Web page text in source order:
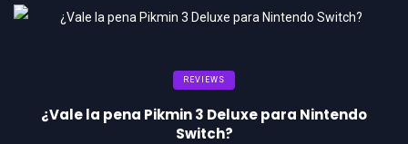
REVIEWS
¿Vale la pena Pikmin 3 Deluxe para Nintendo
Switch?